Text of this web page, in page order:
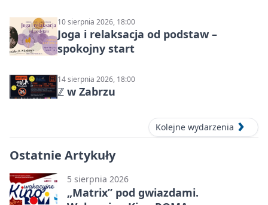
10 sierpnia 2026, 18:00
Joga i relaksacja od podstaw –
spokojny start
14 sierpnia 2026, 18:00
ℤ w Zabrzu
Kolejne wydarzenia
Ostatnie Artykuły
5 sierpnia 2026
„Matrix” pod gwiazdami.